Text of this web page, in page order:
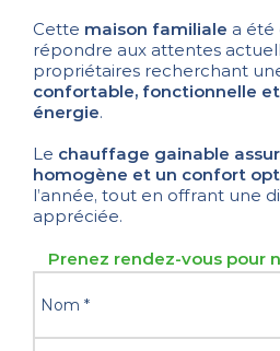
Cette maison familiale a été
répondre aux attentes
propriétaires recherchant
confortable, fonctionnelle
énergie.
Le chauffage gainable
homogène et un confort
l’année, tout en offrant une
appréciée.
Prenez rendez-vous pour